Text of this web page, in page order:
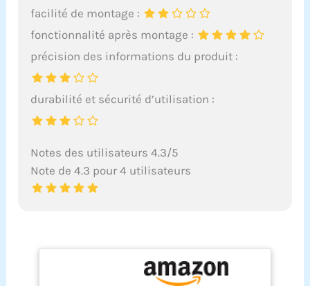
facilité de montage :
fonctionnalité après montage :
précision des informations du produit :
durabilité et sécurité d’utilisation :
Notes des utilisateurs 4.3/5
Note de 4.3 pour 4 utilisateurs